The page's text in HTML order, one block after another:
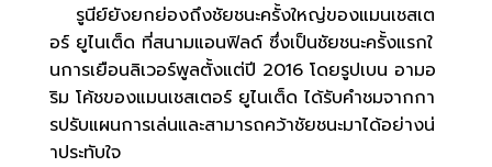
รูนีย์ยังยกย่องถึงชัยชนะครั้งใหญ่ของแมนเชสเต
อร์ ยูไนเต็ด ที่สนามแอนฟิลด์ ซึ่งเป็นชัยชนะครั้งแรกใ
นการเยือนลิเวอร์พูลตั้งแต่ปี 2016 โดยรูปเบน อามอ
ริม โค้ชของแมนเชสเตอร์ ยูไนเต็ด ได้รับคำชมจากกา
รปรับแผนการเล่นและสามารถคว้าชัยชนะมาได้อย่างน่
าประทับใจ